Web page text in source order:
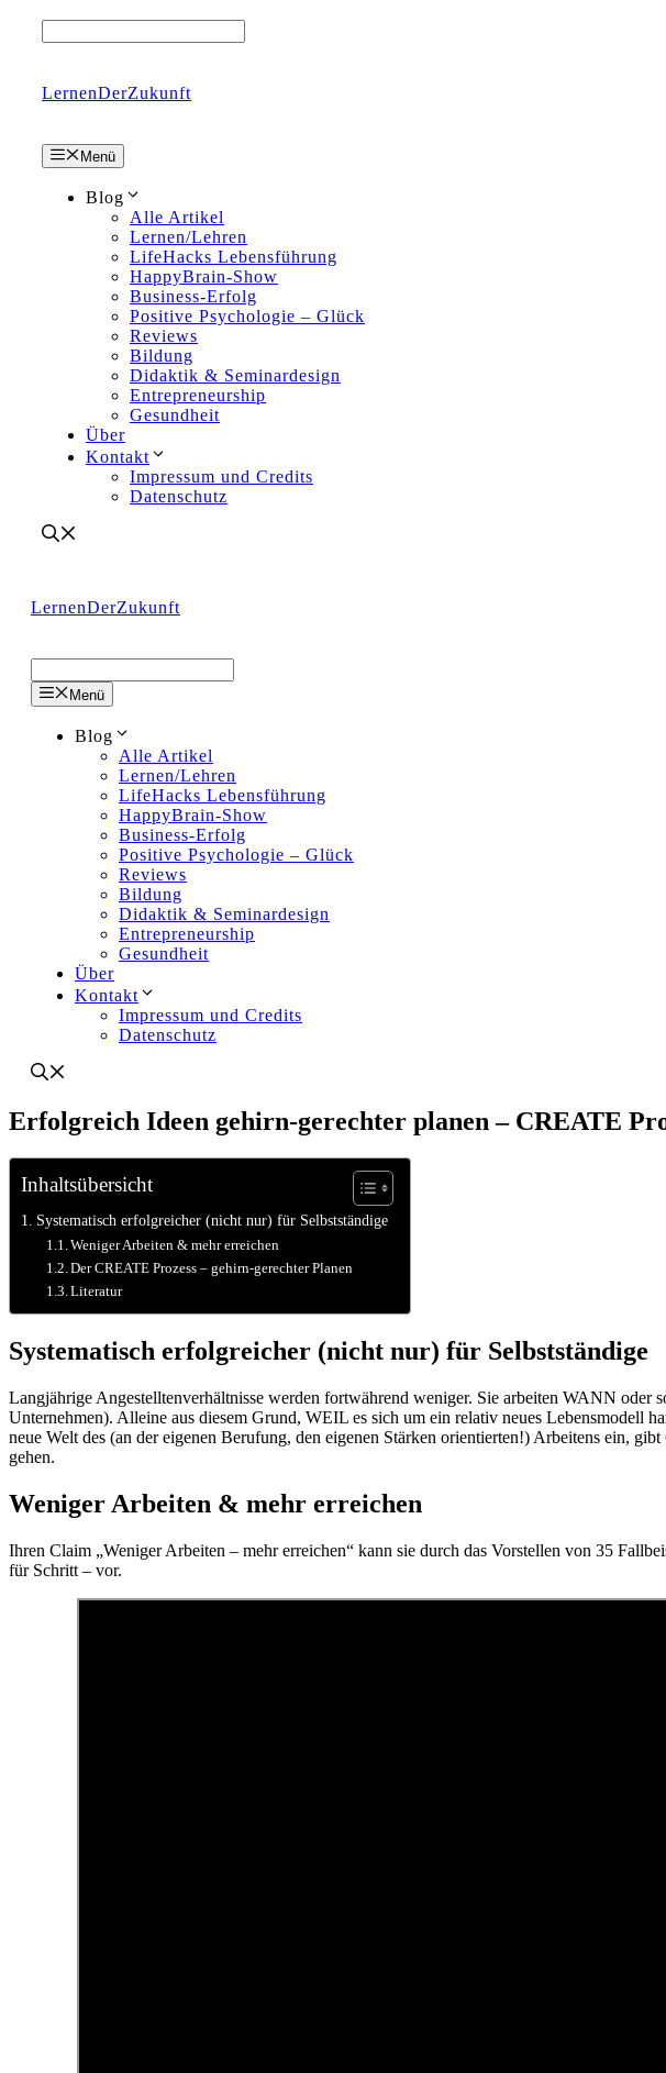
LernenDerZukunft
Menü
Blog
Alle Artikel
Lernen/Lehren
LifeHacks Lebensführung
HappyBrain-Show
Business-Erfolg
Positive Psychologie – Glück
Reviews
Bildung
Didaktik & Seminardesign
Entrepreneurship
Gesundheit
Über
Kontakt
Impressum und Credits
Datenschutz
LernenDerZukunft
Menü
Blog
Alle Artikel
Lernen/Lehren
LifeHacks Lebensführung
HappyBrain-Show
Business-Erfolg
Positive Psychologie – Glück
Reviews
Bildung
Didaktik & Seminardesign
Entrepreneurship
Gesundheit
Über
Kontakt
Impressum und Credits
Datenschutz
Erfolgreich Ideen gehirn-gerechter planen – CREATE
Inhaltsübersicht
Systematisch erfolgreicher (nicht nur) für Selbstständige
Weniger Arbeiten & mehr erreichen
Der CREATE Prozess – gehirn-gerechter Planen
Literatur
Systematisch erfolgreicher (nicht nur) für Selbstständige
Langjährige Angestelltenverhältnisse werden fortwährend weniger. Sie arbeiten WANN
Unternehmen). Alleine aus diesem Grund, WEIL es sich um ein relativ neues Lebensmodell
neue Welt des (an der eigenen Berufung, den eigenen Stärken orientierten!) Arbeitens ein,
gehen.
Weniger Arbeiten & mehr erreichen
Ihren Claim „Weniger Arbeiten – mehr erreichen“ kann sie durch das Vorstellen von 35
für Schritt – vor.